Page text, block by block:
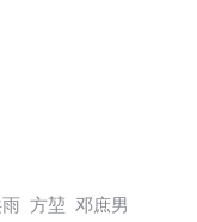
方堃 邓庶男